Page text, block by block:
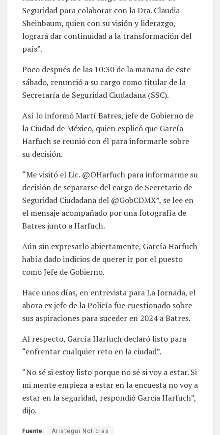
Seguridad para colaborar con la Dra. Claudia
Sheinbaum, quien con su visión y liderazgo,
logrará dar continuidad a la transformación del
país”.
Poco después de las 10:30 de la mañana de este
sábado, renunció a su cargo como titular de la
Secretaría de Seguridad Ciudadana (SSC).
Así lo informó Martí Batres, jefe de Gobierno de
la Ciudad de México, quien explicó que García
Harfuch se reunió con él para informarle sobre
su decisión.
“Me visitó el Lic. @OHarfuch para informarme su
decisión de separarse del cargo de Secretario de
Seguridad Ciudadana del @GobCDMX”, se lee en
el mensaje acompañado por una fotografía de
Batres junto a Harfuch.
Aún sin expresarlo abiertamente, García Harfuch
había dado indicios de querer ir por el puesto
como Jefe de Gobierno.
Hace unos días, en entrevista para La Jornada, el
ahora ex jefe de la Policía fue cuestionado sobre
sus aspiraciones para suceder en 2024 a Batres.
Al respecto, García Harfuch declaró listo para
“enfrentar cualquier reto en la ciudad”.
“No sé si estoy listo porque no sé si voy a estar. Si
mi mente empieza a estar en la encuesta no voy a
estar en la seguridad, respondió Garcia Harfuch”,
dijo.
Fuente: Aristegui Noticias